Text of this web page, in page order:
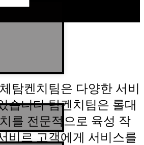
탐켄치팀은 다양한 서비
습니다 탐켄치팀은 롤대
를 전문적으로 육성 작
비르 고객에게 서비스를